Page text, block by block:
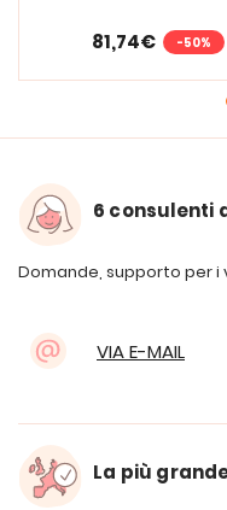
81,74€ -50%
6 consulenti
Domande, supporto per i
VIA E-MAIL
La più